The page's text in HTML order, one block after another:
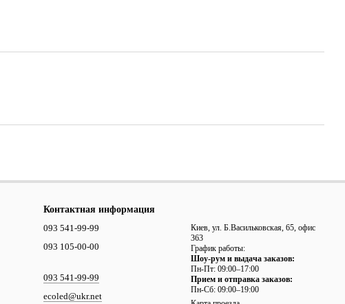
Контактная информация
093 541-99-99
093 105-00-00
093 541-99-99
ecoled@ukr.net
Киев, ул. Б.Васильковская, 65, офис
363
График работы:
Шоу-рум и выдача заказов:
Пн-Пт: 09:00–17:00
Прием и отправка заказов:
Пн-Сб: 09:00–19:00